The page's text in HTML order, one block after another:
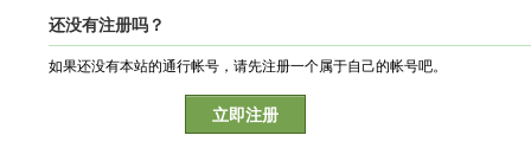
还没有注册吗？
如果还没有本站的通行帐号，请先注册一个属于自己的帐号吧。
立即注册